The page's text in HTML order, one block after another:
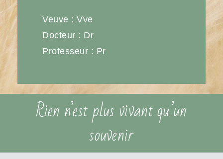
Veuve : Vve
Docteur : Dr
Professeur : Pr
Rien n’est plus vivant qu’un
souvenir